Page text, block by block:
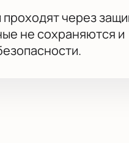
проходят через
не сохраняются и